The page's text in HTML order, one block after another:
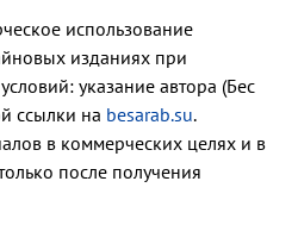
использование
изданиях при
указание автора (Бес
ссылки на besarab.su.
в коммерческих целях и в
после получения